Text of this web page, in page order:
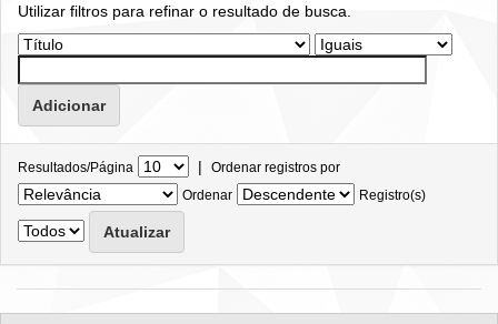
Utilizar filtros para refinar o resultado de busca.
Resultados/Página | Ordenar registros por
Ordenar
Registro(s)